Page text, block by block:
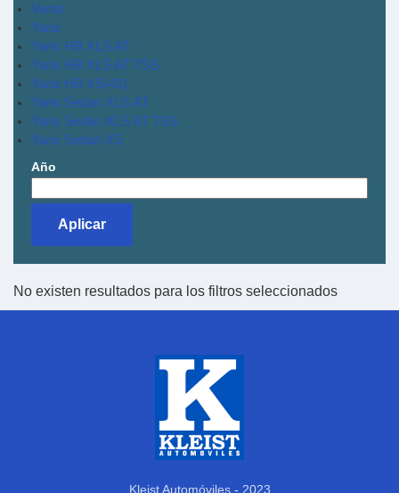
Vento
Yaris
Yaris HB XLS AT
Yaris HB XLS AT TSS
Yaris HB XS(42)
Yaris Sedan XLS AT
Yaris Sedan XLS AT TSS
Yaris Sedan XS
Año
No existen resultados para los filtros seleccionados
Kleist Automóviles - 2023